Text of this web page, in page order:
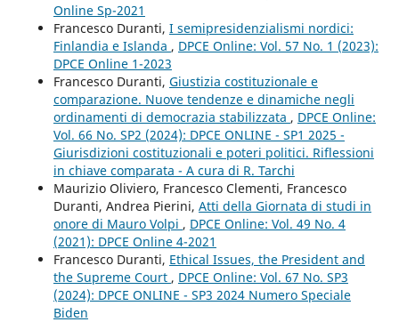
Online Sp-2021
Francesco Duranti, I semipresidenzialismi nordici:
Finlandia e Islanda , DPCE Online: Vol. 57 No. 1 (2023):
DPCE Online 1-2023
Francesco Duranti, Giustizia costituzionale e
comparazione. Nuove tendenze e dinamiche negli
ordinamenti di democrazia stabilizzata , DPCE Online:
Vol. 66 No. SP2 (2024): DPCE ONLINE - SP1 2025 -
Giurisdizioni costituzionali e poteri politici. Riflessioni
in chiave comparata - A cura di R. Tarchi
Maurizio Oliviero, Francesco Clementi, Francesco
Duranti, Andrea Pierini, Atti della Giornata di studi in
onore di Mauro Volpi , DPCE Online: Vol. 49 No. 4
(2021): DPCE Online 4-2021
Francesco Duranti, Ethical Issues, the President and
the Supreme Court , DPCE Online: Vol. 67 No. SP3
(2024): DPCE ONLINE - SP3 2024 Numero Speciale
Biden